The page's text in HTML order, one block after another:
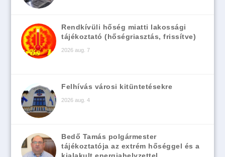
Rendkívüli hőség miatti lakossági
tájékoztató (hőségriasztás, frissítve)
2026 aug. 7
Felhívás városi kitüntetésekre
2026 aug. 4
Bedő Tamás polgármester
tájékoztatója az extrém hőséggel és a